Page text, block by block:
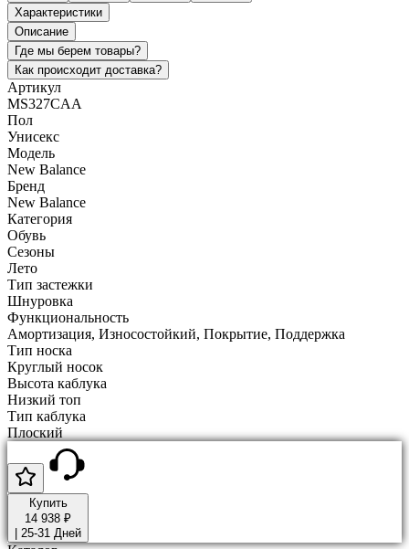
Характеристики
Описание
Где мы берем товары?
Как происходит доставка?
Артикул
MS327CAA
Пол
Унисекс
Модель
New Balance
Бренд
New Balance
Категория
Обувь
Сезоны
Лето
Тип застежки
Шнуровка
Функциональность
Амортизация, Износостойкий, Покрытие, Поддержка
Тип носка
Круглый носок
Высота каблука
Низкий топ
Тип каблука
Плоский
Купить
14 938 ₽
25-31 Дней